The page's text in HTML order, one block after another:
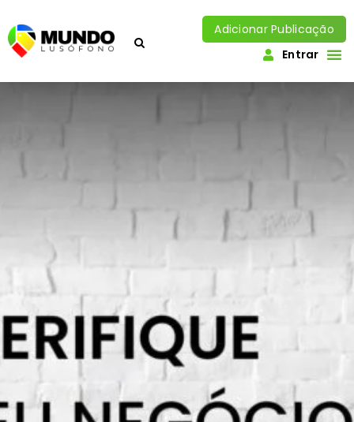
Adicionar Publicação
Entrar